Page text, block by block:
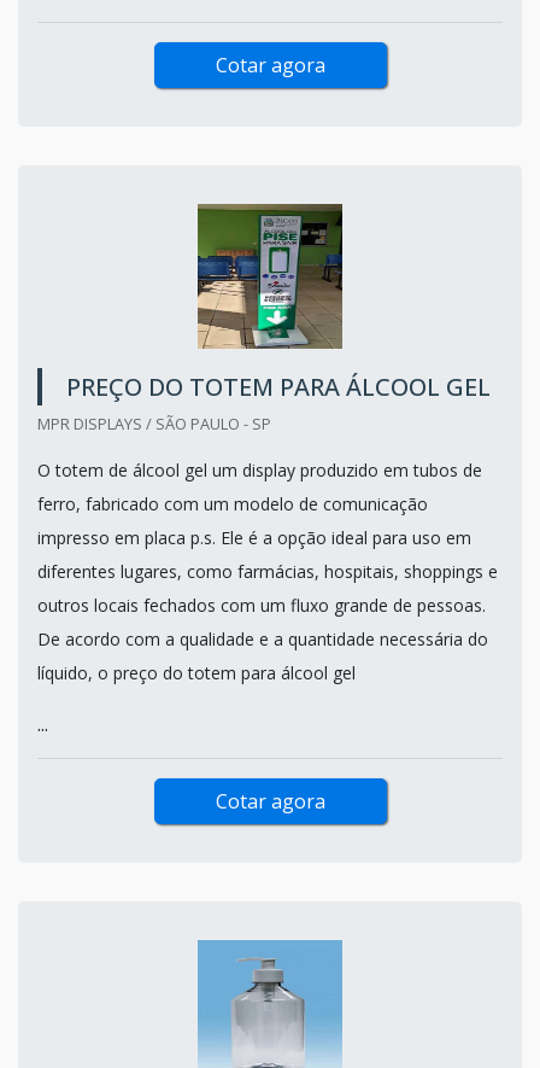
Cotar agora
PREÇO DO TOTEM PARA ÁLCOOL GEL
MPR DISPLAYS / SÃO PAULO - SP
O totem de álcool gel um display produzido em tubos de
ferro, fabricado com um modelo de comunicação
impresso em placa p.s. Ele é a opção ideal para uso em
diferentes lugares, como farmácias, hospitais, shoppings e
outros locais fechados com um fluxo grande de pessoas.
De acordo com a qualidade e a quantidade necessária do
líquido, o preço do totem para álcool gel
...
Cotar agora